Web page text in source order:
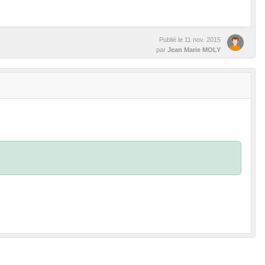
Publié le 11 nov. 2015
par Jean Marie MOLY